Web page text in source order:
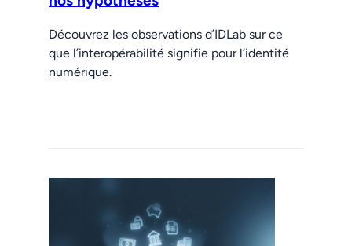
Découvrez les observations d’IDLab sur ce
que l’interopérabilité signifie pour l’identité
numérique.